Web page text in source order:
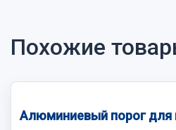
Похожие
Алюминиевый порог для